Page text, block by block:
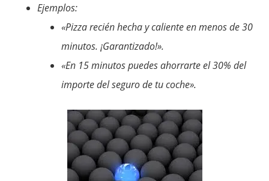
Ejemplos:
«Pizza recién hecha y caliente en menos de 30
minutos. ¡Garantizado!».
«En 15 minutos puedes ahorrarte el 30% del
importe del seguro de tu coche».